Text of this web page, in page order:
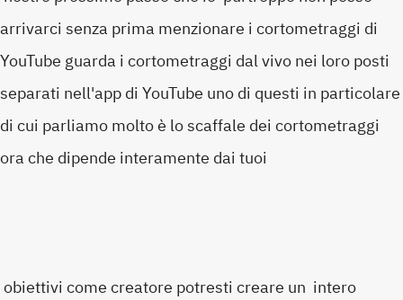
arrivarci senza prima menzionare i cortometraggi di
YouTube guarda i cortometraggi dal vivo nei loro posti
separati nell'app di YouTube uno di questi in particolare
di cui parliamo molto è lo scaffale dei cortometraggi
ora che dipende interamente dai tuoi
obiettivi come creatore potresti creare un intero